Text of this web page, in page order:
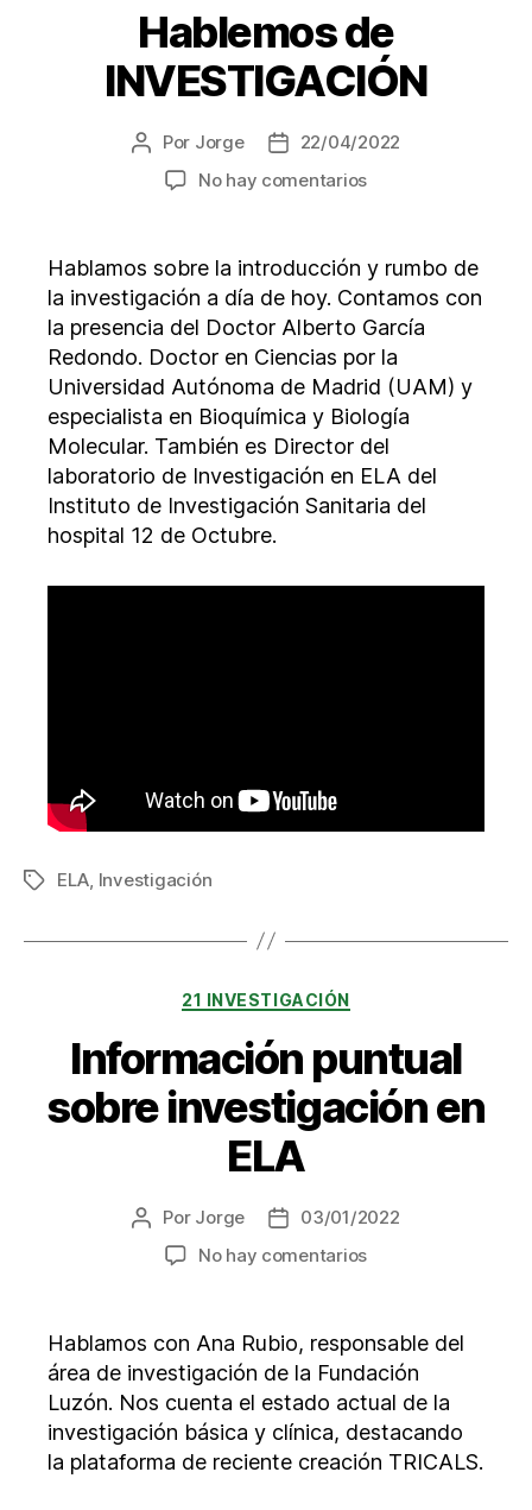
Hablemos de
INVESTIGACIÓN
Autor
Por Jorge
Fecha22/04/2022
No hay comentariosen
INVESTIGACIÓN
Hablamos sobre la introducción y rumbo de
la investigación a día de hoy. Contamos con
la presencia del Doctor Alberto García
Redondo. Doctor en Ciencias por la
Universidad Autónoma de Madrid (UAM) y
especialista en Bioquímica y Biología
Molecular. También es Director del
laboratorio de Investigación en ELA del
Instituto de Investigación Sanitaria del
hospital 12 de Octubre.
Etiquetas
ELA Investigación
Categorías
21 INVESTIGACIÓN
Información puntual
sobre investigación en
ELA
Autor
Por Jorge
Fecha03/01/2022
No hay comentariosen
sobre
investigación
en
ELA
Hablamos con Ana Rubio, responsable del
área de investigación de la Fundación
Luzón. Nos cuenta el estado actual de la
investigación básica y clínica, destacando
la plataforma de reciente creación TRICALS.